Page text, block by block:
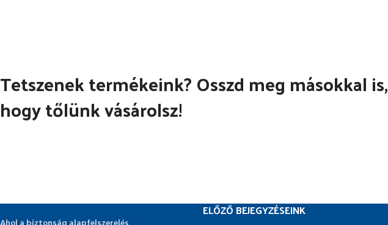
Tetszenek termékeink? Osszd meg másokkal is,
hogy tőlünk vásárolsz!
ELŐZŐ BEJEGYZÉSEINK